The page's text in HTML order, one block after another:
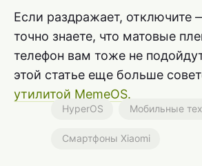
Если раздражает, отключите
точно знаете, что матовые
телефон вам тоже не
этой статье еще больше
утилитой MemeOS.
HyperOS Мобильные
Смартфоны Xiaomi